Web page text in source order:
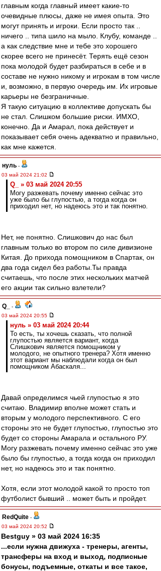
главным когда главный имеет какие-то
очевидные плюсы, даже не имея опыта. Это
могут принять и игроки. Если просто так ..
ничего .. типа шило на мыло. Клубу, команде ..
а как следствие мне и тебе это хорошего
скорее всего не принесёт. Терять ещё сезон
пока молодой будет разбираться в себе и в
составе не нужно никому и игрокам в том числе
и, возможно, в первую очередь им. Их игровые
карьеры не безграничные.
Я такую ситуацию в коллективе допускать бы
не стал. Слишком большие риски. ИМХО,
конечно. Да и Амарал, пока действует и
показывает себя очень адекватно и правильно,
как мне кажется.
нуль -
03 май 2024 21:02
Q_ » 03 май 2024 20:55
Могу разжевать почему именно сейчас это
уже было бы глупостью, а тогда когда он
приходил нет, но надеюсь это и так понятно.
Нет, не понятно. Слишкович до нас был
главным только во втором по силе дивизионе
Китая. До прихода помощником в Спартак, он
два года сидел без работы.Ты правда
считаешь, что после этих нескольких матчей
его акции так сильно взлетели?
Q_
-
03 май 2024 20:55
нуль » 03 май 2024 20:44
То есть, ты хочешь сказать, что полной
глупостью является вариант, когда
Слишкович является помощником у
молодого, не опытного тренера? Хотя именно
зтот вариант мы наблюдали когда он был
помощником Абаскаля...
Давай определимся чьей глупостью я это
считаю. Владимир вполне может стать и
вторым у молодого перспективного. С его
стороны это не будет глупостью, глупостью это
будет со стороны Амарала и остального РУ.
Могу разжевать почему именно сейчас это уже
было бы глупостью, а тогда когда он приходил
нет, но надеюсь это и так понятно.
Хотя, если этот молодой какой то просто топ
футболист бывший .. может быть и пройдет.
RedQuite -
03 май 2024 20:52
Bestguy » 03 май 2024 16:35
...если нужна движуха - тренеры, агенты,
трансферы на вход и выход, подписные
бонусы, подъемные, откаты и все такое,